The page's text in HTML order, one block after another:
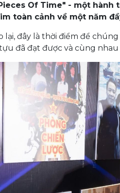
Of Time" - một
toàn cảnh về một năm
lại, đây là thời điểm để
đã đạt được và cùng